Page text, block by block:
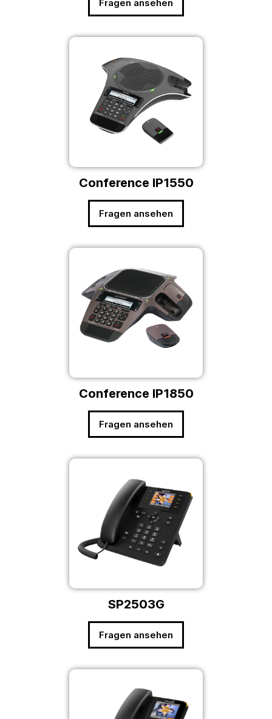
Fragen ansehen
Conference IP1550
Fragen ansehen
Conference IP1850
Fragen ansehen
SP2503G
Fragen ansehen